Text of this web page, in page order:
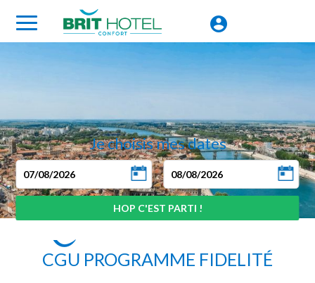
Je choisis mes dates
CGU PROGRAMME FIDELITÉ